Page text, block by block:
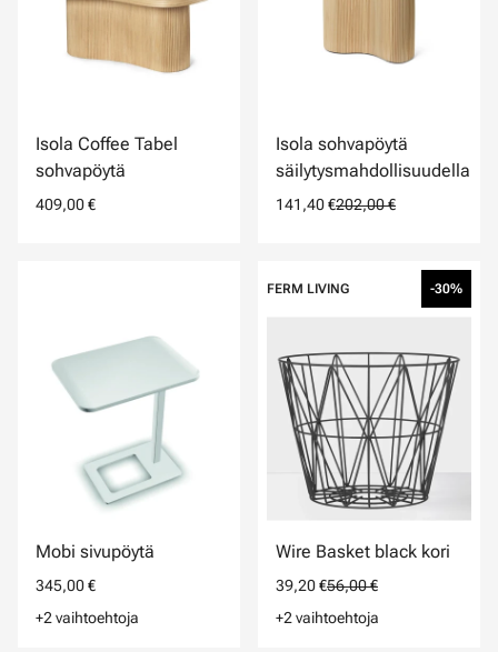
Isola Coffee Tabel
sohvapöytä
409,00 €
Isola sohvapöytä
säilytysmahdollisuudella
141,40 €202,00 €
Mobi sivupöytä
345,00 €
+2 vaihtoehtoja
FERM LIVING -30%
Wire Basket black kori
39,20 €56,00 €
+2 vaihtoehtoja